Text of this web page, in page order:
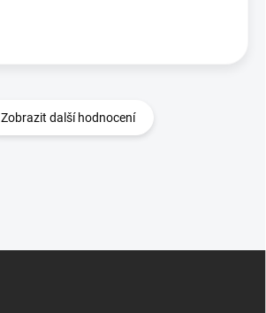
Zobrazit další hodnocení